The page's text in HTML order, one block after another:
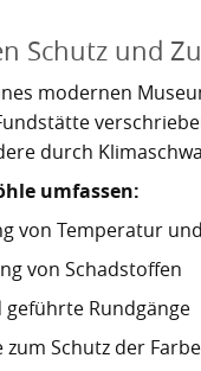
Schutz und
modernen
durch
umfassen:
von Temperatur
von Schadstoffen
geführte Rundgänge
Schutz der